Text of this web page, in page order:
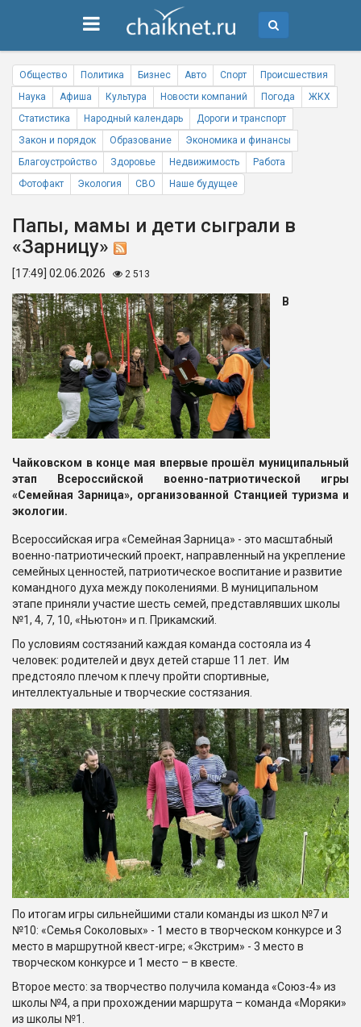
Общество Политика Бизнес Авто Спорт
Происшествия
Наука
Афиша Культура Новости компаний Погода
ЖКХ
Статистика
Народный календарь
Дороги и транспорт
Закон и порядок
Образование
Экономика и финансы
Благоустройство
Здоровье Недвижимость
Работа
Фотофакт
Экология СВО Наше будущее
Папы, мамы и дети сыграли в
«Зарницу»
[17:49] 02.06.2026 2 513
В
Чайковском в конце мая впервые прошёл муниципальный
этап Всероссийской военно-патриотической игры
«Семейная Зарница», организованной Станцией туризма и
экологии.
Всероссийская игра «Семейная Зарница» - это масштабный
военно-патриотический проект, направленный на укрепление
семейных ценностей, патриотическое воспитание и развитие
командного духа между поколениями. В муниципальном
этапе приняли участие шесть семей, представлявших школы
№1, 4, 7, 10, «Ньютон» и п. Прикамский.
По условиям состязаний каждая команда состояла из 4
человек: родителей и двух детей старше 11 лет. Им
предстояло плечом к плечу пройти спортивные,
интеллектуальные и творческие состязания.
По итогам игры сильнейшими стали команды из школ №7 и
№10: «Семья Соколовых» - 1 место в творческом конкурсе и 3
место в маршрутной квест-игре; «Экстрим» - 3 место в
творческом конкурсе и 1 место – в квесте.
Второе место: за творчество получила команда «Союз-4» из
школы №4, а при прохождении маршрута – команда «Моряки»
из школы №1.